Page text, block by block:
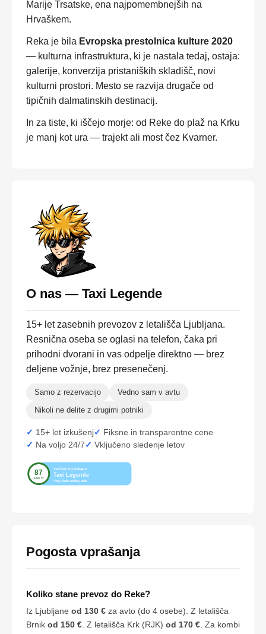
Marije Trsatske, ena najpomembnejših na
Hrvaškem.
Reka je bila Evropska prestolnica kulture 2020
— kulturna infrastruktura, ki je nastala tedaj, ostaja:
galerije, konverzija pristaniških skladišč, novi
kulturni prostori. Mesto se razvija drugače od
tipičnih dalmatinskih destinacij.
In za tiste, ki iščejo morje: od Reke do plaž na Krku
je manj kot ura — trajekt ali most čez Kvarner.
O nas — Taxi Legende
15+ let zasebnih prevozov z letališča Ljubljana.
Resnična oseba se oglasi na telefon, čaka pri
prihodni dvorani in vas odpelje direktno — brez
deljene vožnje, brez presenečenj.
Samo z rezervacijo
Vedno sam v avtu
Nikoli ne delite z drugimi potniki
15+ let izkušenj
Fiksne in transparentne cene
Na voljo 24/7
Vključeno sledenje letov
Pogosta vprašanja
Koliko stane prevoz do Reke?
Iz Ljubljane od 130 € za avto (do 4 osebe). Z letališča
Brnik od 150 € . Z letališča Krk (RJK) od 170 € . Za kombi